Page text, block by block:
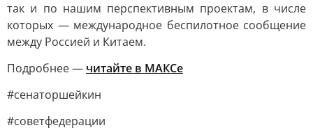
так и по нашим перспективным проектам, в числе
которых — международное беспилотное сообщение
между Россией и Китаем.
Подробнее — читайте в МАКСе
#сенаторшейкин
#советфедерации